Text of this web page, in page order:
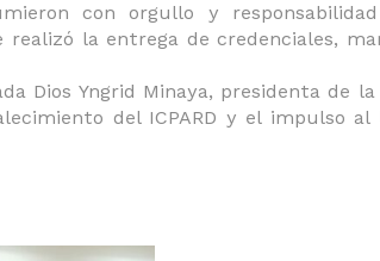
con orgullo y
la entrega de credenciales,
Dios Yngrid Minaya, presidenta de la
del ICPARD y el impulso al